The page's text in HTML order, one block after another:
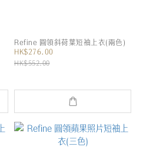
Refine 圓領斜荷葉短袖上衣(兩色)
HK$276.00
HK$552.00